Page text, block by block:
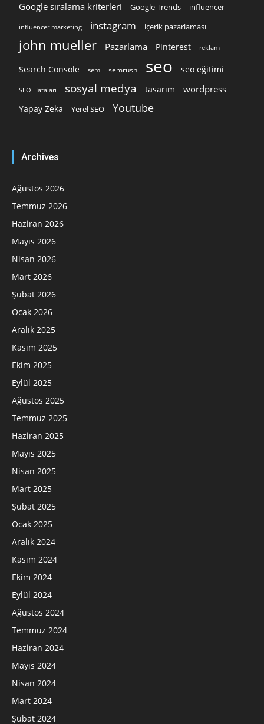
Google sıralama kriterleri Google Trends influencer
influencer marketing instagram içerik pazarlaması
john mueller Pazarlama Pinterest reklam
Search Console sem semrush seo seo eğitimi
SEO Hataları sosyal medya tasarım wordpress
Yapay Zeka Yerel SEO Youtube
Archives
Ağustos 2026
Temmuz 2026
Haziran 2026
Mayıs 2026
Nisan 2026
Mart 2026
Şubat 2026
Ocak 2026
Aralık 2025
Kasım 2025
Ekim 2025
Eylül 2025
Ağustos 2025
Temmuz 2025
Haziran 2025
Mayıs 2025
Nisan 2025
Mart 2025
Şubat 2025
Ocak 2025
Aralık 2024
Kasım 2024
Ekim 2024
Eylül 2024
Ağustos 2024
Temmuz 2024
Haziran 2024
Mayıs 2024
Nisan 2024
Mart 2024
Şubat 2024